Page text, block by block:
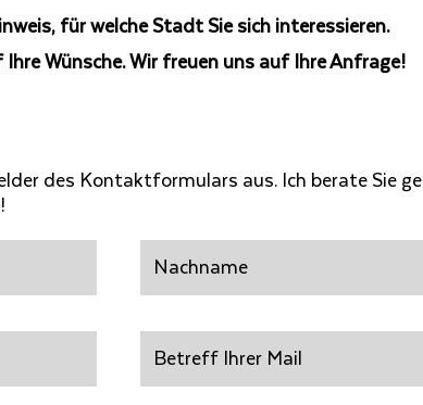
für welche Stadt Sie sich interessieren.
Wünsche. Wir freuen uns auf Ihre Anfrage!
des Kontaktformulars aus. Ich berate Sie
Ihrer
Mail